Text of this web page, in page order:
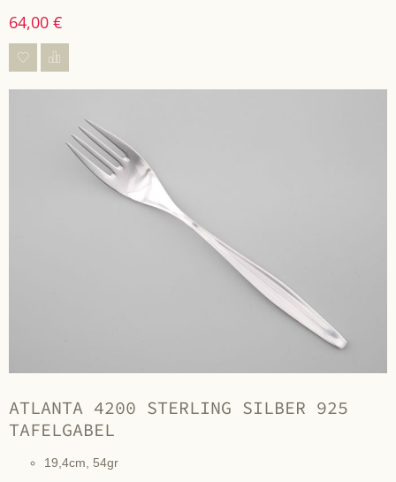
64,00 €
ATLANTA 4200 STERLING SILBER 925
TAFELGABEL
19,4cm, 54gr